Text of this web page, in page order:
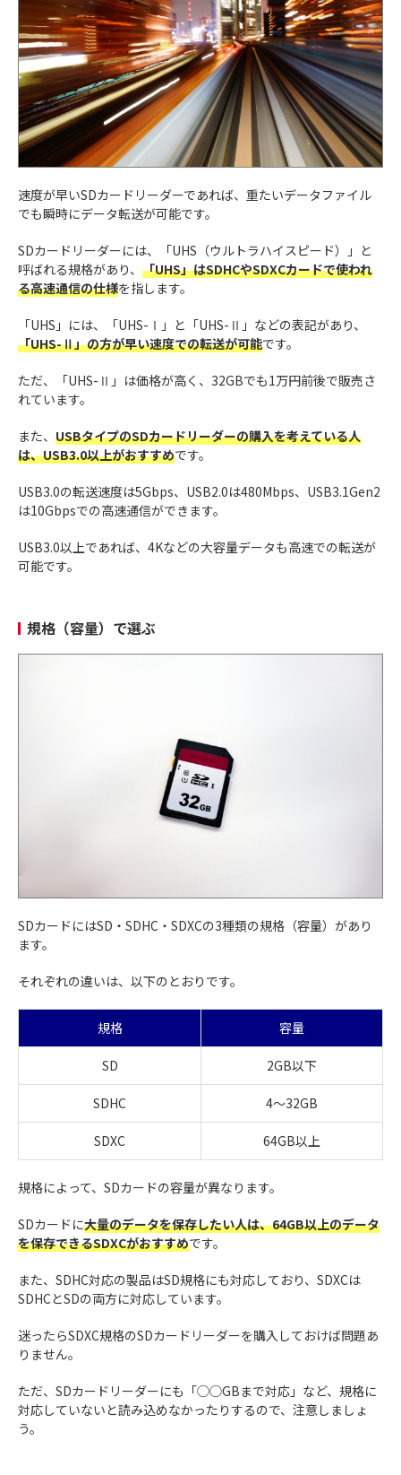
速度が早いSDカードリーダーであれば、重たいデータファイル
でも瞬時にデータ転送が可能です。
SDカードリーダーには、「UHS（ウルトラハイスピード）」と
呼ばれる規格があり、 「UHS」はSDHCやSDXCカードで使われ
る高速通信の仕様を指します。
「UHS」には、「UHS-Ⅰ」と「UHS-Ⅱ」などの表記があり、
「UHS-Ⅱ」の方が早い速度での転送が可能です。
ただ、「UHS-Ⅱ」は価格が高く、32GBでも1万円前後で販売さ
れています。
また、 USBタイプのSDカードリーダーの購入を考えている人
は、USB3.0以上がおすすめです。
USB3.0の転送速度は5Gbps、USB2.0は480Mbps、USB3.1Gen2
は10Gbpsでの高速通信ができます。
USB3.0以上であれば、4Kなどの大容量データも高速での転送が
可能です。
規格（容量）で選ぶ
SDカードにはSD・SDHC・SDXCの3種類の規格（容量）があり
ます。
それぞれの違いは、以下のとおりです。
規格 容量
SD 2GB以下
SDHC 4～32GB
SDXC 64GB以上
規格によって、SDカードの容量が異なります。
SDカードに大量のデータを保存したい人は、64GB以上のデータ
を保存できるSDXCがおすすめです。
また、SDHC対応の製品はSD規格にも対応しており、SDXCは
SDHCとSDの両方に対応しています。
迷ったらSDXC規格のSDカードリーダーを購入しておけば問題あ
りません。
ただ、SDカードリーダーにも「◯◯GBまで対応」など、規格に
対応していないと読み込めなかったりするので、注意しましょ
う。